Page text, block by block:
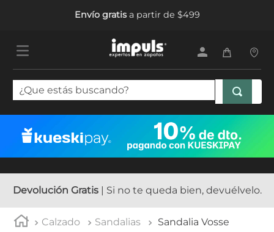
Envío gratisa partir de $499
¿Que estás buscando?
Devolución Gratis| Si no te queda bien, devuélvelo.
Calzado Sandalias
Sandalia Vosse
1.
tenis mujer
tenis hombre
5. tenis